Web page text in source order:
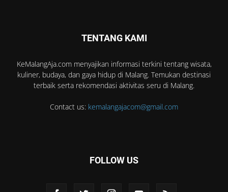
TENTANG KAMI
KeMalangAja.com menyajikan informasi terkini tentang wisata,
kuliner, budaya, dan gaya hidup di Malang. Temukan destinasi
terbaik serta rekomendasi aktivitas seru di Malang.
Contact us: kemalangajacom@gmail.com
FOLLOW US